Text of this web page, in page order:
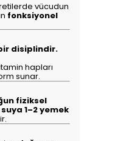
vücudun
fonksiyonel
disiplindir.
hapları
sunar.
fiziksel
1–2 yemek